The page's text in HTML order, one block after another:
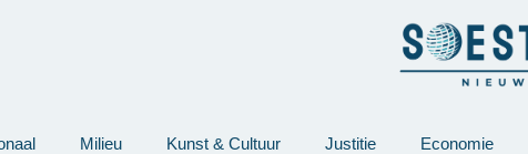
Milieu Kunst & Cultuur Justitie Economie